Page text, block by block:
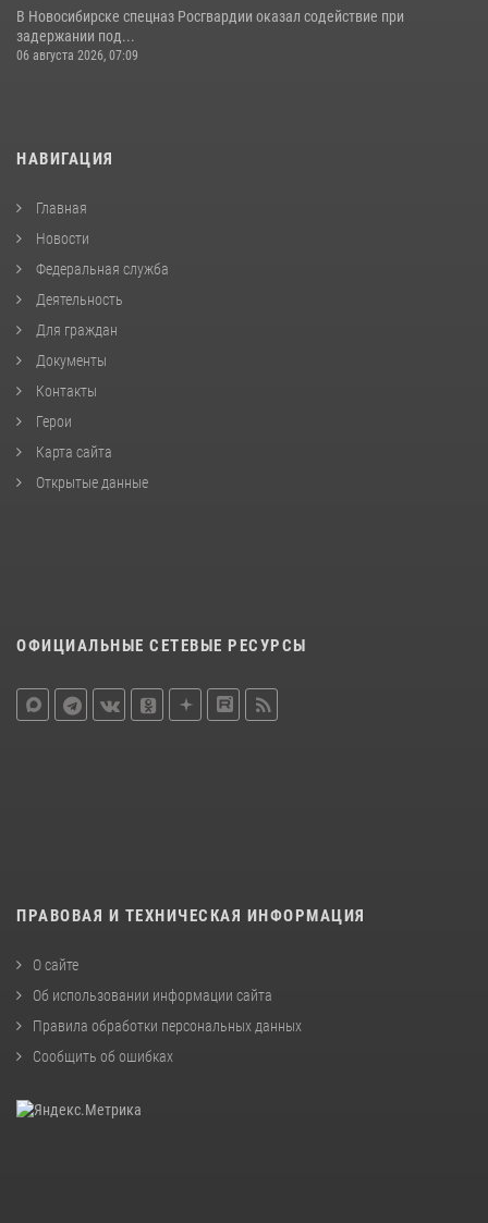
В Новосибирске спецназ Росгвардии оказал содействие при
задержании под...
06 августа 2026, 07:09
НАВИГАЦИЯ
Главная
Новости
Федеральная служба
Деятельность
Для граждан
Документы
Контакты
Герои
Карта сайта
Открытые данные
ОФИЦИАЛЬНЫЕ СЕТЕВЫЕ РЕСУРСЫ
ПРАВОВАЯ И ТЕХНИЧЕСКАЯ ИНФОРМАЦИЯ
О сайте
Об использовании информации сайта
Правила обработки персональных данных
Сообщить об ошибках